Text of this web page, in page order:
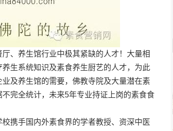
、养生馆行业中极其紧缺的人才！大量相
生系统知识及素食养生厨艺的人才，为此
及养生馆的需要，佛教寺院及大量潜在素
完全统计，未来5年专业持证上岗的素食食
携手国内外素食界的学者教授、资深中医